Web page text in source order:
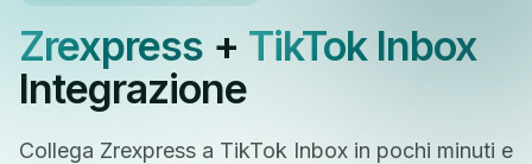
Zrexpress+ TikTok Inbox
Integrazione
Collega Zrexpress a TikTok Inbox in pochi minuti e